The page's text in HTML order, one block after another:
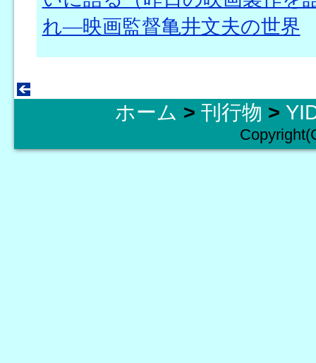
れ―映画監督亀井文夫の世界
ホーム > 刊行物 >